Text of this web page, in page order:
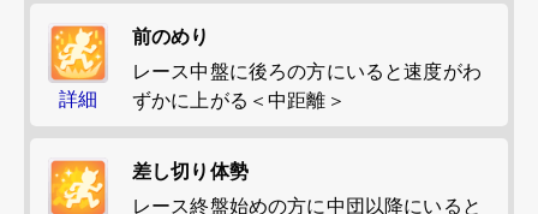
詳細
前のめり
レース中盤に後ろの方にいると速度がわ
ずかに上がる＜中距離＞
差し切り体勢
レース終盤始めの方に中団以降にいると